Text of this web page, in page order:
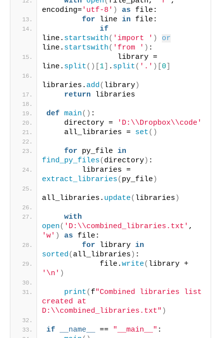
encoding='utf-8' ) as file:
for line in file:
if
line. startswith( 'import ' )
or
line. startswith( 'from ' ) :
                library =
line. split()[ 1 . split( '.' )[ 0
libraries. add( library)
return libraries
def main() :
    directory =
'D:\\Dropbox\\code'
    all_libraries =
set()
for py_file in
find_py_files( directory) :
extract_libraries( py_file )
all_libraries. update( libraries )
with
open( 'D:\\combined_libraries.txt'
'w' ) as file:
for library in
sorted( all_libraries ) :
            file.
write(
'\n' )
print( f"Combined libraries list
created at
D:\\combined_libraries.txt" )
if __name__ == "__main__" :